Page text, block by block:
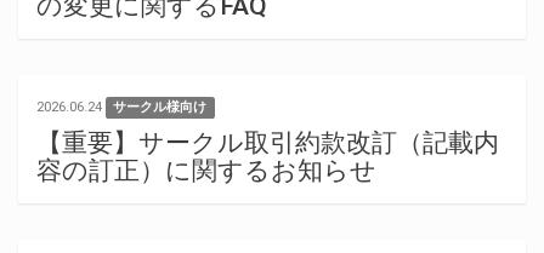
2026.06.24 サークル様向け
【重要】サークル取引約款改訂（記載内
容の訂正）に関するお知らせ